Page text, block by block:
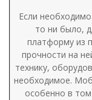
Если
то ни было,
платформу из
прочности на
технику,
необходимое.
особенно в том